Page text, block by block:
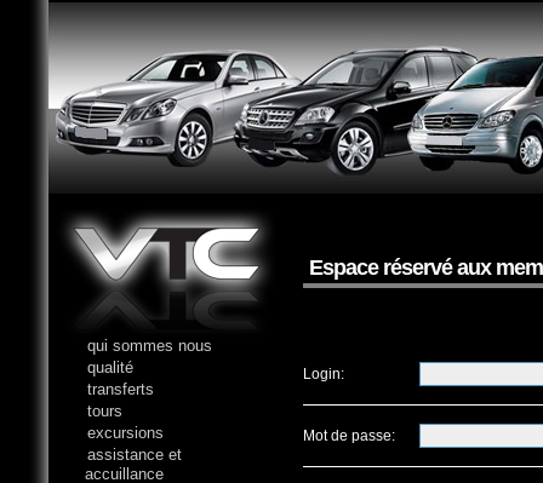
Espace réservé aux
Login:
Mot de passe:
qui sommes nous
qualité
transferts
tours
excursions
assistance et
accuillance